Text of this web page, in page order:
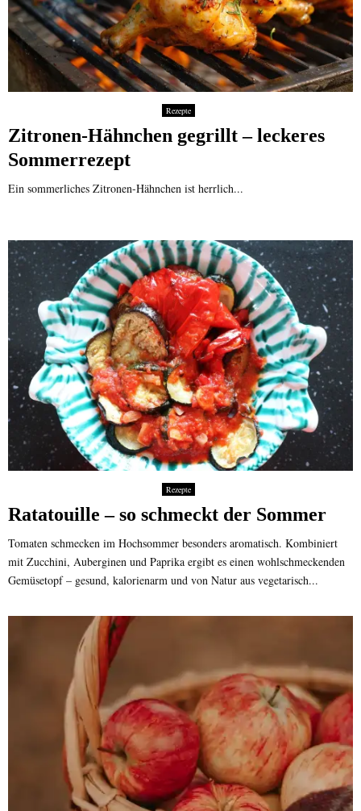
Rezepte
Zitronen-Hähnchen gegrillt – leckeres
Sommerrezept
Ein sommerliches Zitronen-Hähnchen ist herrlich...
Rezepte
Ratatouille – so schmeckt der Sommer
Tomaten schmecken im Hochsommer besonders aromatisch. Kombiniert
mit Zucchini, Auberginen und Paprika ergibt es einen wohlschmeckenden
Gemüsetopf – gesund, kalorienarm und von Natur aus vegetarisch...